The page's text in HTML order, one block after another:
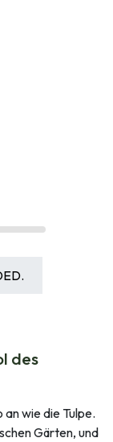
des
an wie die Tulpe.
Gärten, und